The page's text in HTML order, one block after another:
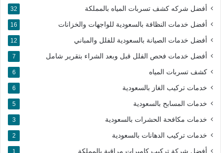
أفضل شركه كشف تسربات المياه بالمملكة 32
أفضل خدمات النظافة بالسعودية للواجهات والخزانات 16
أفضل خدمات الصيانة بالسعودية للفلل والمباني 12
أفضل خدمات فحص الفلل قبل وبعد الشراء بتقرير شامل 7
كشف تسربات المياه 6
خدمات تركيب الغاز بالسعودية 6
خدمات المسابح بالسعودية 5
خدمات مكافحة الحشرات بالسعودية 3
خدمات تركيب الدهانات بالسعودية 2
أفضل شركة تركيب كاميرات مراقبة بالمملكة​ 1